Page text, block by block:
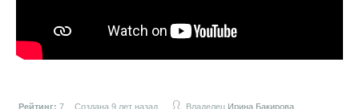
Рейтинг: 7 Создана 9 лет назад Владелец Ирина Бакирова